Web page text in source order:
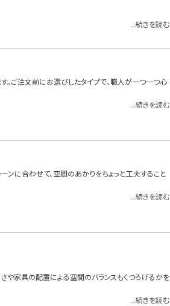
...続きを読む
。ご注文前にお選びしたタイプで、職人が一つ一つ心
...続きを読む
ンに合わせて、空間のあかりをちょっと工夫すること
...続きを読む
や家具の配置による空間のバランスもくつろげるかを
...続きを読む